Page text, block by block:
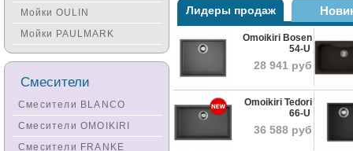
Мойки с напылением
Мойки Омоикири с PVD
"изюминкой" дизайна на
Вашей кухне в классическом
интерьере...
Мойки
Лидеры продаж
Omoikiri Bosen
54-U
28 941 руб
Omoikiri Tedori
66-U
36 588 руб
Мойки OULIN
Мойки PAULMARK
Смесители
Смесители BLANCO
Смесители OMOIKIRI
Смесители FRANKE